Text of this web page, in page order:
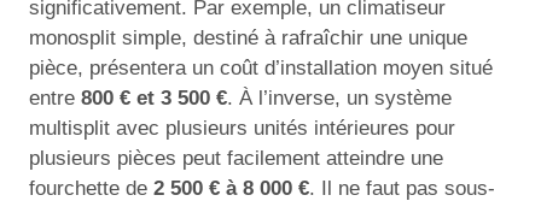
significativement. Par exemple, un climatiseur
monosplit simple, destiné à rafraîchir une unique
pièce, présentera un coût d’installation moyen situé
entre 800 € et 3 500 €. À l’inverse, un système
multisplit avec plusieurs unités intérieures pour
plusieurs pièces peut facilement atteindre une
fourchette de 2 500 € à 8 000 €. Il ne faut pas sous-